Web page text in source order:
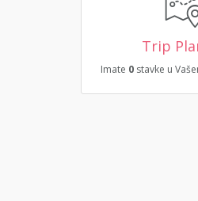
Trip
Imate 0 stavke u